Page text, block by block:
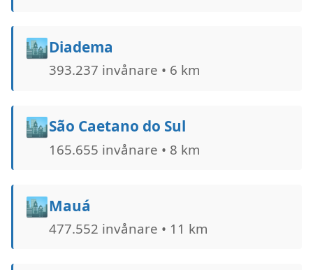
🏙️Diadema
393.237 invånare • 6 km
🏙️São Caetano do Sul
165.655 invånare • 8 km
🏙️Mauá
477.552 invånare • 11 km